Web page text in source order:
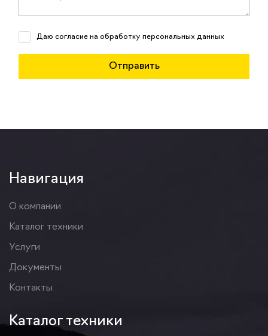
Даю согласие на обработку персональных данных
Навигация
О компании
Каталог техники
Услуги
Документы
Контакты
Каталог техники